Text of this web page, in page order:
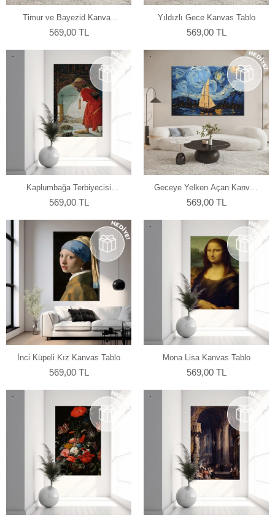
Timur ve Bayezid Kanvas
Tablo
569,00 TL
Yıldızlı Gece Kanvas Tablo
569,00 TL
Kaplumbağa Terbiyecisi
Kanvas Tablo
569,00 TL
Geceye Yelken Açan Kanvas
Tablo
569,00 TL
İnci Küpeli Kız Kanvas Tablo
569,00 TL
Mona Lisa Kanvas Tablo
569,00 TL